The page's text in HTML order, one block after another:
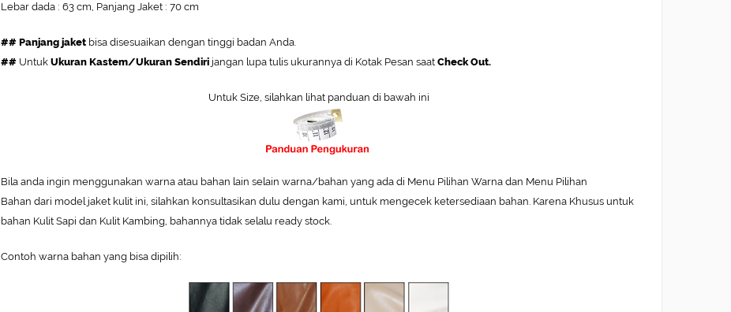
Lebar dada : 63 cm, Panjang Jaket : 70 cm
## Panjang jaket bisa disesuaikan dengan tinggi badan Anda.
## Untuk Ukuran Kastem/Ukuran Sendiri jangan lupa tulis ukurannya di Kotak Pesan saat Check Out.
Untuk Size, silahkan lihat panduan di bawah ini
Bila anda ingin menggunakan warna atau bahan lain selain warna/bahan yang ada di Menu Pilihan Warna dan Menu Pilihan
Bahan dari model jaket kulit ini, silahkan konsultasikan dulu dengan kami, untuk mengecek ketersediaan bahan. Karena Khusus untuk
bahan Kulit Sapi dan Kulit Kambing, bahannya tidak selalu ready stock.
Contoh warna bahan yang bisa dipilih: